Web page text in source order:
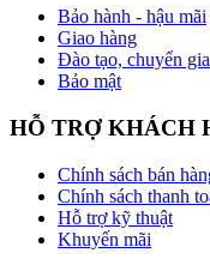
Bảo hành - hậu mãi
Giao hàng
Đào tạo, chuyển
Bảo mật
HỖ TRỢ KHÁCH
Chính sách bán
Chính sách thanh
Hỗ trợ kỹ thuật
Khuyến mãi